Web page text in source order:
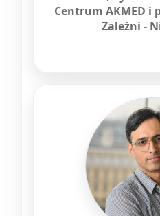
Centrum AKMED i
Zależni -